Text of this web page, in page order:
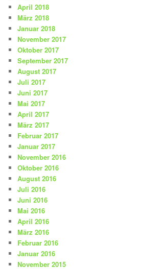
April 2018
März 2018
Januar 2018
November 2017
Oktober 2017
September 2017
August 2017
Juli 2017
Juni 2017
Mai 2017
April 2017
März 2017
Februar 2017
Januar 2017
November 2016
Oktober 2016
August 2016
Juli 2016
Juni 2016
Mai 2016
April 2016
März 2016
Februar 2016
Januar 2016
November 2015